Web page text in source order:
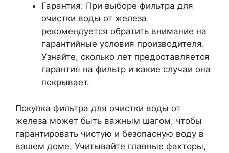
Гарантия: При выборе фильтра для
очистки воды от железа
рекомендуется обратить внимание на
гарантийные условия производителя.
Узнайте, сколько лет предоставляется
гарантия на фильтр и какие случаи она
покрывает.
Покупка фильтра для очистки воды от
железа может быть важным шагом, чтобы
гарантировать чистую и безопасную воду в
вашем доме. Учитывайте главные факторы,